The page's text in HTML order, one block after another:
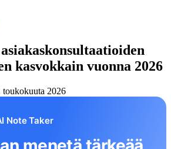
kasvokkain vuonna 2026
toukokuuta 2026
Note Taker